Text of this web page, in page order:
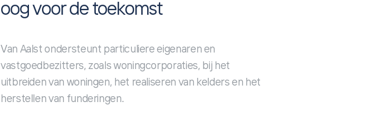
oog voor de toekomst
Van Aalst ondersteunt particuliere eigenaren en
vastgoedbezitters, zoals woningcorporaties, bij het
uitbreiden van woningen, het realiseren van kelders en het
herstellen van funderingen.